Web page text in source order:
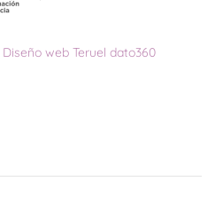
Diseño web Teruel dato360